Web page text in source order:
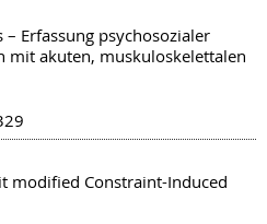
– Erfassung psychosozialer
mit akuten, muskuloskelettalen
modified Constraint-Induced